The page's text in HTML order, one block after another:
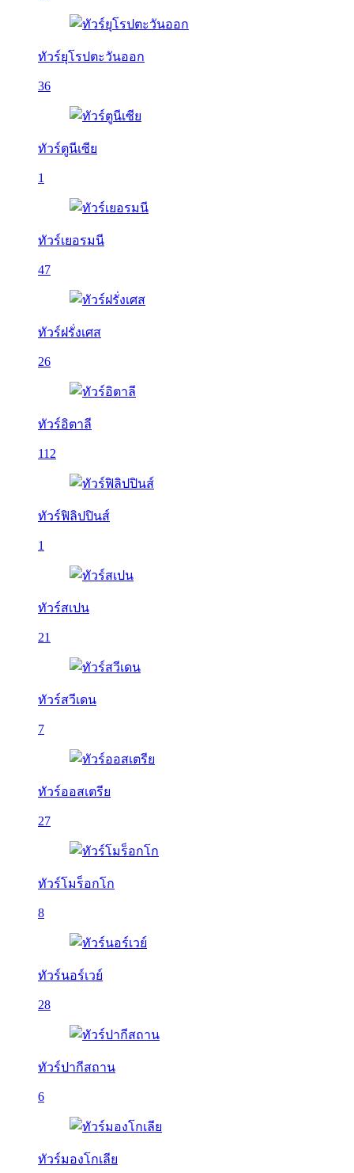
ทัวร์ยุโรปตะวันออก
36
ทัวร์ตูนีเซีย
1
ทัวร์เยอรมนี
47
ทัวร์ฝรั่งเศส
26
ทัวร์อิตาลี
112
ทัวร์ฟิลิปปินส์
1
ทัวร์สเปน
21
ทัวร์สวีเดน
7
ทัวร์ออสเตรีย
27
ทัวร์โมร็อกโก
8
ทัวร์นอร์เวย์
28
ทัวร์ปากีสถาน
6
ทัวร์มองโกเลีย